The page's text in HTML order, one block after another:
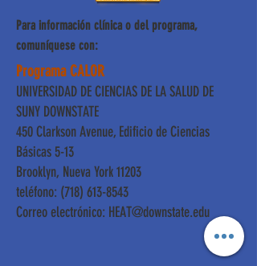
Para información clínica o del programa,
comuníquese con:
Programa CALOR
UNIVERSIDAD DE CIENCIAS DE LA SALUD DE
SUNY DOWNSTATE
450 Clarkson Avenue, Edificio de Ciencias
Básicas 5-13
Brooklyn, Nueva York 11203
teléfono: (718) 613-8543
Correo electrónico: HEAT@downstate.edu